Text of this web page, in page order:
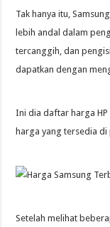
Tak hanya itu,
lebih andal dalam
tercanggih, dan
dapatkan dengan
Ini dia daftar harga
harga yang tersedia
Setelah melihat